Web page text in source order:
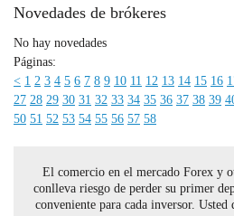
Novedades de brókeres
No hay novedades
Páginas:
< 1 2 3 4 5 6 7 8 9 10 11 12 13 14 15 16
27 28 29 30 31 32 33 34 35 36 37 38 39
50 51 52 53 54 55 56 57 58
El comercio en el mercado Forex y
conlleva riesgo de perder su primer
conveniente para cada inversor. Usted